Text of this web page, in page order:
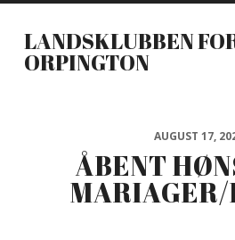
LANDSKLUBBEN
ORPINGTON
AUGUST 17,
ÅBENT
MARIAGER/